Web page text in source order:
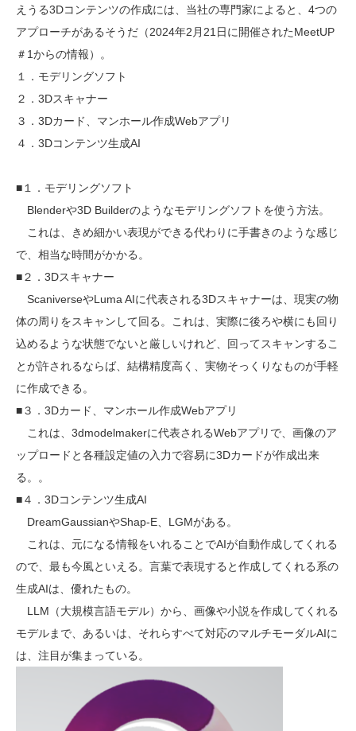
えうる3Dコンテンツの作成には、当社の専門家によると、4つの
アプローチがあるそうだ（2024年2月21日に開催されたMeetUP
＃1からの情報）。
１．モデリングソフト
２．3Dスキャナー
３．3Dカード、マンホール作成Webアプリ
４．3Dコンテンツ生成AI
■１．モデリングソフト
Blenderや3D Builderのようなモデリングソフトを使う方法。
これは、きめ細かい表現ができる代わりに手書きのような感じ
で、相当な時間がかかる。
■２．3Dスキャナー
ScaniverseやLuma AIに代表される3Dスキャナーは、現実の物
体の周りをスキャンして回る。これは、実際に後ろや横にも回り
込めるような状態でないと厳しいけれど、回ってスキャンするこ
とが許されるならば、結構精度高く、実物そっくりなものが手軽
に作成できる。
■３．3Dカード、マンホール作成Webアプリ
これは、3dmodelmakerに代表されるWebアプリで、画像のア
ップロードと各種設定値の入力で容易に3Dカードが作成出来
る。。
■４．3Dコンテンツ生成AI
DreamGaussianやShap-E、LGMがある。
これは、元になる情報をいれることでAIが自動作成してくれる
ので、最も今風といえる。言葉で表現すると作成してくれる系の
生成AIは、優れたもの。
LLM（大規模言語モデル）から、画像や小説を作成してくれる
モデルまで、あるいは、それらすべて対応のマルチモーダルAIに
は、注目が集まっている。